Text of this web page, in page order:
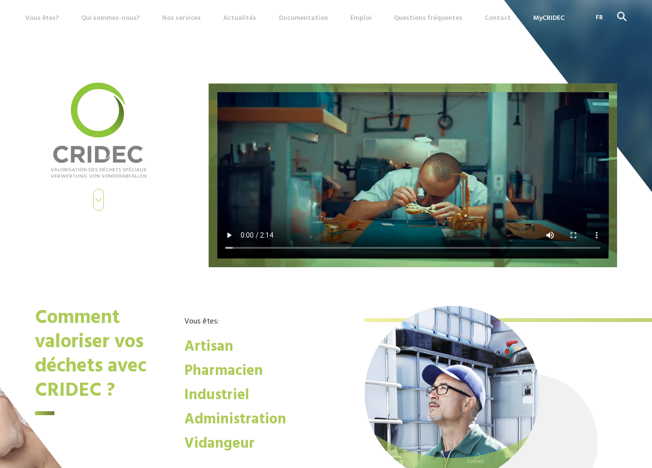
Vous êtes? Qui sommes-nous? Nos services Actualités Documentation Emploi Questions fréquentes Contact MyCRIDEC
FR
Comment
valoriser vos
déchets avec
CRIDEC ?
Vous êtes:
Artisan
Pharmacien
Industriel
Administration
Vidangeur